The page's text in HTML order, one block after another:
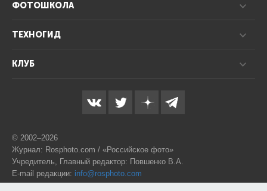
ФОТОШКОЛА
ТЕХНОГИД
КЛУБ
© 2002–2026
Журнал: Rosphoto.com / «Российское фото»
Учредитель, Главный редактор: Повшенко В.А.
E-mail редакции: info@rosphoto.com